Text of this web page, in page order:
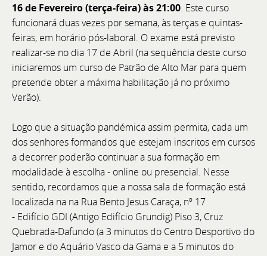
Bellini no Boat Show de Nápoles
Astor 36 e Astor 58 em exposição.
16 de Fevereiro (terça-feira) às 21:00. Este curso
funcionará duas vezes por semana, às terças e quintas-
feiras, em horário pós-laboral. O exame está previsto
realizar-se no dia 17 de Abril (na sequência deste curso
iniciaremos um curso de Patrão de Alto Mar para quem
pretende obter a máxima habilitação já no próximo
Verão).
Logo que a situação pandémica assim permita, cada um
dos senhores formandos que estejam inscritos em cursos
a decorrer poderão continuar a sua formação em
modalidade à escolha - online ou presencial. Nesse
sentido, recordamos que a nossa sala de formação está
localizada na na Rua Bento Jesus Caraça, nº 17
- Edifício GDI (Antigo Edifício Grundig) Piso 3, Cruz
Quebrada-Dafundo (a3 minutos do Centro Desportivo do
Jamor e do Aquário Vasco da Gama e a 5 minutos do